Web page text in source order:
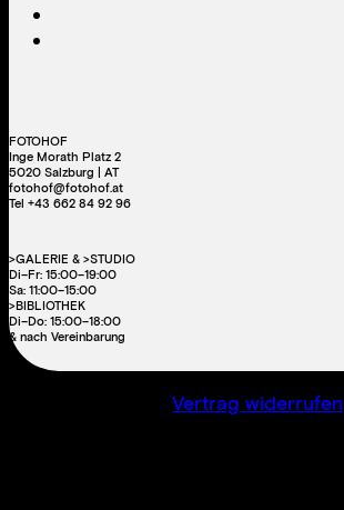
FOTOHOF
Inge Morath Platz 2
5020 Salzburg | AT
fotohof@fotohof.at
Tel +43 662 84 92 96
>GALERIE & >STUDIO
Di–Fr: 15:00–19:00
Sa: 11:00–15:00
>BIBLIOTHEK
Di–Do: 15:00–18:00
& nach Vereinbarung
Vertrag widerrufen